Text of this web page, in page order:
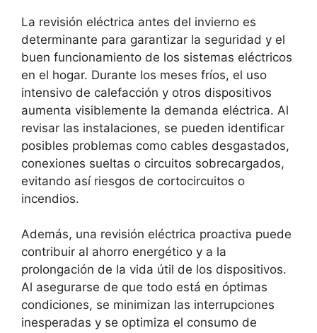
La revisión eléctrica antes del invierno es
determinante para garantizar la seguridad y el
buen funcionamiento de los sistemas eléctricos
en el hogar. Durante los meses fríos, el uso
intensivo de calefacción y otros dispositivos
aumenta visiblemente la demanda eléctrica. Al
revisar las instalaciones, se pueden identificar
posibles problemas como cables desgastados,
conexiones sueltas o circuitos sobrecargados,
evitando así riesgos de cortocircuitos o
incendios.
Además, una revisión eléctrica proactiva puede
contribuir al ahorro energético y a la
prolongación de la vida útil de los dispositivos.
Al asegurarse de que todo está en óptimas
condiciones, se minimizan las interrupciones
inesperadas y se optimiza el consumo de